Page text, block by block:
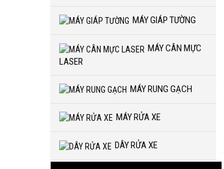
MÁY GIÁP TƯỜNG
MÁY CÂN MỰC
LASER
MÁY RUNG GẠCH
MÁY RỬA XE
DÂY RỬA XE